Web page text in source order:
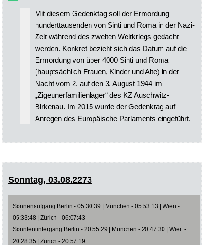
Mit diesem Gedenktag soll der Ermordung
hunderttausenden von Sinti und Roma in der Nazi-
Zeit während des zweiten Weltkriegs gedacht
werden. Konkret bezieht sich das Datum auf die
Ermordung von über 4000 Sinti und Roma
(hauptsächlich Frauen, Kinder und Alte) in der
Nacht vom 2. auf den 3. August 1944 im
„Zigeunerfamilienlager“ des KZ Auschwitz-
Birkenau. Im 2015 wurde der Gedenktag auf
Anregen des Europäische Parlaments eingeführt.
Sonntag, 03.08.2273
Sonnenaufgang Berlin - 05:30:39 | München - 05:53:13 | Wien -
05:33:48 | Zürich - 06:07:43
Sonntenuntergang Berlin - 20:55:29 | München - 20:47:30 | Wien -
20:28:35 | Zürich - 20:57:19